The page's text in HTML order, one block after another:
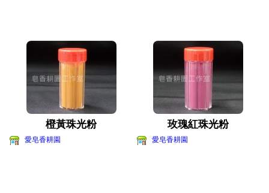
橙黃珠光粉
愛皂香耕園
玫瑰紅珠光粉
愛皂香耕園